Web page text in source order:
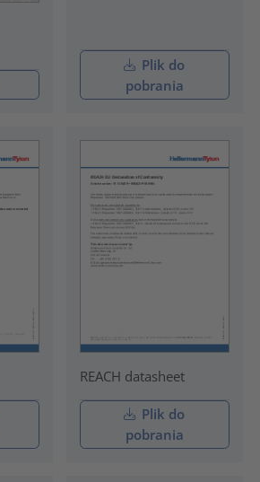
Plik do
pobrania
REACH datasheet
Plik do
pobrania